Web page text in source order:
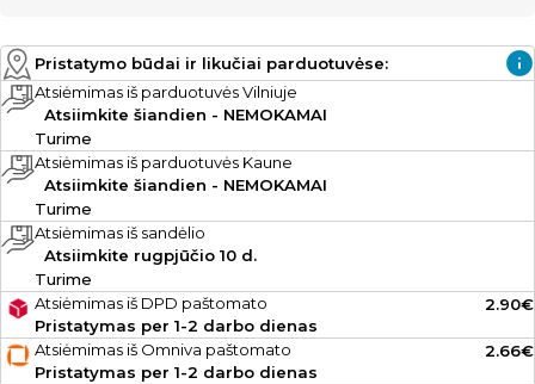
Pristatymo būdai ir likučiai parduotuvėse:
Atsiėmimas iš parduotuvės Vilniuje
Atsiimkite šiandien - NEMOKAMAI
Turime
Atsiėmimas iš parduotuvės Kaune
Atsiimkite šiandien - NEMOKAMAI
Turime
Atsiėmimas iš sandėlio
Atsiimkite rugpjūčio 10 d.
Turime
Atsiėmimas iš DPD paštomato
Pristatymas per 1-2 darbo dienas
2.90€
Atsiėmimas iš Omniva paštomato
Pristatymas per 1-2 darbo dienas
2.66€